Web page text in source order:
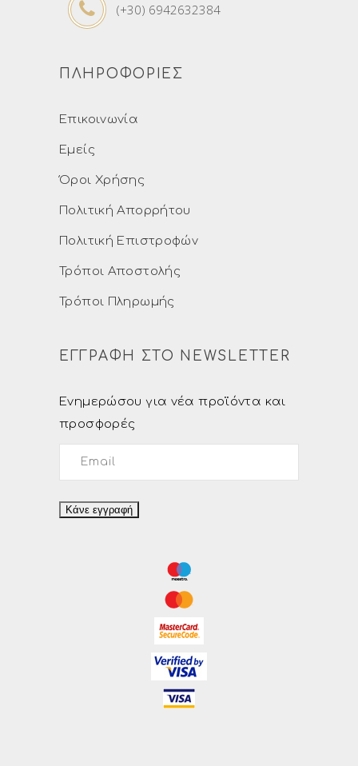
(+30) 6942632384
ΠΛΗΡΟΦΟΡΙΕΣ
Επικοινωνία
Εμείς
Όροι Χρήσης
Πολιτική Απορρήτου
Πολιτική Επιστροφών
Τρόποι Αποστολής
Τρόποι Πληρωμής
ΕΓΓΡΑΦΗ ΣΤΟ NEWSLETTER
Ενημερώσου για νέα προϊόντα και
προσφορές